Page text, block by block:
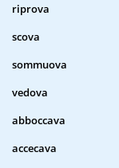
riprova
scova
sommuova
vedova
abboccava
accecava